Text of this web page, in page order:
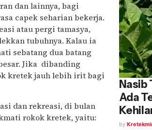
dan lainnya, bagi
capek seharian bekerja.
atau pergi tamasya,
tubuhnya. Kalau ia
sebatang dua batang
Jika dibanding
kretek jauh lebih irit bagi
dan rekreasi, di bulan
rokok kretek, yaitu:
Nasib
Ada
by